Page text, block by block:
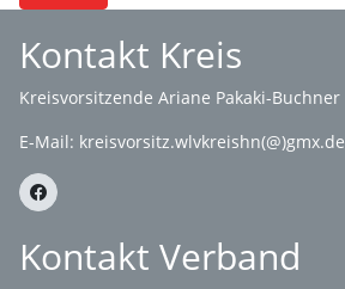
Kontakt Kreis
Kreisvorsitzende Ariane Pakaki-Buchner
E-Mail: kreisvorsitz.wlvkreishn(@)gmx.de
Kontakt Verband